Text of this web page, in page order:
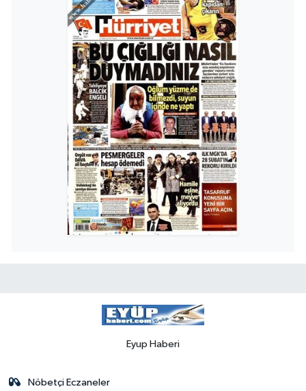
Eyup Haberi
Nöbetçi Eczaneler